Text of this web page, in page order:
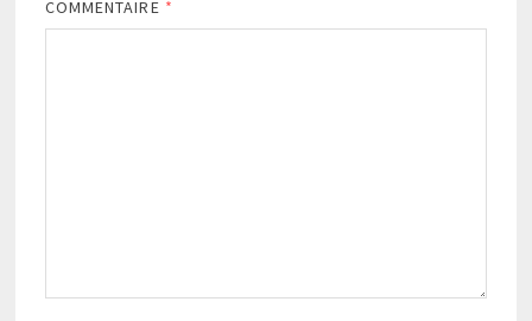
COMMENTAIRE *